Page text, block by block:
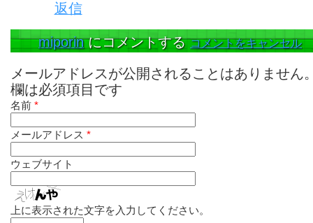
返信
miporinにコメントするコメントをキャンセル
メールアドレスが公開されることはありません
欄は必須項目です
名前 *
メールアドレス *
ウェブサイト
上に表示された文字を入力してください。